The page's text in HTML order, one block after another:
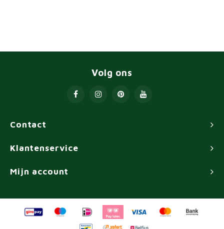
Contact
Volg ons
Klantenservice
Mijn account